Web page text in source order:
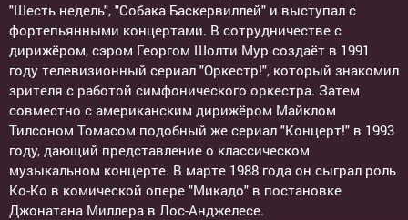
"Шесть недель", "Собака Баскервиллей" и выступал с
фортепьянными концертами. В сотрудничестве с
дирижёром, сэром Георгом Шолти Мур создаёт в 1991
году телевизионный сериал "Оркестр!", который знакомил
зрителя с работой симфонического оркестра. Затем
совместно с американским дирижёром Майклом
Тилсоном Томасом подобный же сериал "Концерт!" в 1993
году, дающий представление о классическом
музыкальном концерте. В марте 1988 года он сыграл роль
Ко-Ко в комической опере "Микадо" в постановке
Джонатана Миллера в Лос-Анджелесе.